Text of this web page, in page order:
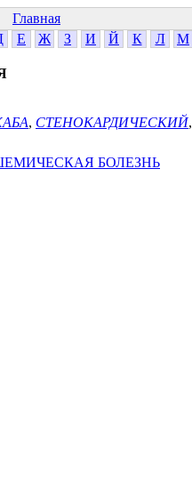
Главная
Е Ж З И Й К Л М
, СТЕНОКАРДИЧЕСКИЙ,
БОЛЕЗНЬ